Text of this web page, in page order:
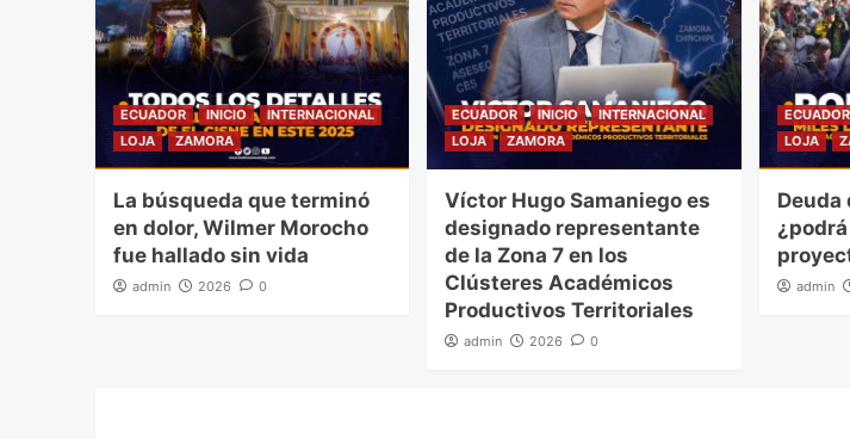
ECUADOR INICIO
INTERNACIONAL
LOJA
ZAMORA
La búsqueda que terminó
en dolor, Wilmer Morocho
fue hallado sin vida
admin 2026 0
ECUADOR INICIO
INTERNACIONAL
LOJA
ZAMORA
Víctor Hugo Samaniego es
designado representante
de la Zona 7 en los
Clústeres Académicos
Productivos Territoriales
admin 2026 0
ECUADOR
LOJA
Deuda
admin